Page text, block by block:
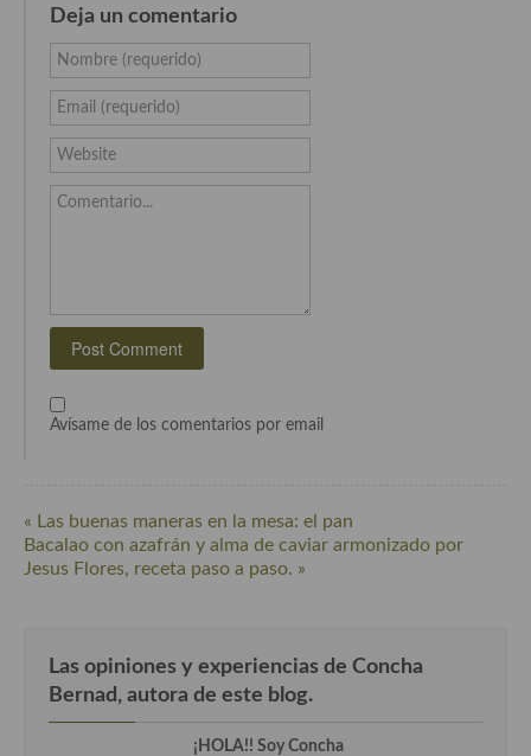
Cocina del Congo
Cocina Sefardí
Cocina Yoshoku
Cocina callejera
Cocina Andaluza
Cocina Aragonesa
Cocina Asturiana
Cocina Canaria
Cocina Castellana
Cocina Catalana
Cocina Extremeña
Deja un comentario
Nombre (requerido)
Email (requerido)
Website
Comentario...
Avísame de los comentarios por email
« Las buenas maneras en la mesa: el pan
Bacalao con azafrán y alma de caviar armonizado por
Jesus Flores, receta paso a paso. »
Las opiniones y experiencias de Concha
Bernad, autora de este blog.
¡HOLA!! Soy Concha